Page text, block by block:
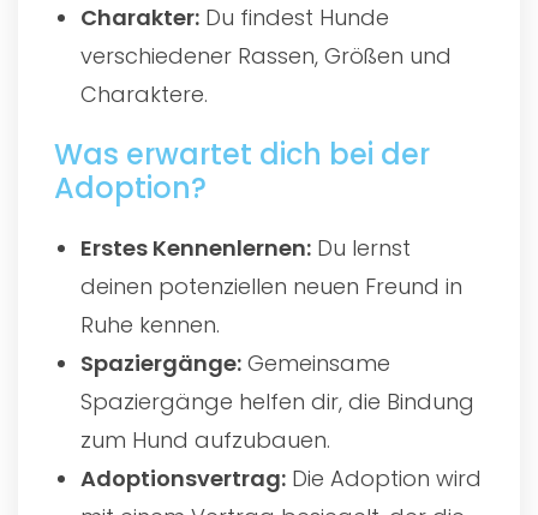
Charakter: Du findest Hunde
verschiedener Rassen, Größen und
Charaktere.
Was erwartet dich bei der
Adoption?
Erstes Kennenlernen: Du lernst
deinen potenziellen neuen Freund in
Ruhe kennen.
Spaziergänge: Gemeinsame
Spaziergänge helfen dir, die Bindung
zum Hund aufzubauen.
Adoptionsvertrag: Die Adoption wird